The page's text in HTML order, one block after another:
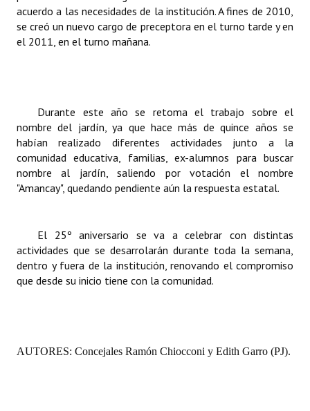
Reconocimientos - Registro
Bariloche, Municipio intercultural
acuerdo a las necesidades de la institución. A fines de 2010,
se creó un nuevo cargo de preceptora en el turno tarde y en
el 2011, en el turno mañana.
Durante este año se retoma el trabajo sobre el
nombre del jardín, ya que hace más de quince años se
habían realizado diferentes actividades junto a la
comunidad educativa, familias, ex-alumnos para buscar
nombre al jardín, saliendo por votación el nombre
"Amancay", quedando pendiente aún la respuesta estatal.
El 25º aniversario se va a celebrar con distintas
actividades que se desarrolarán durante toda la semana,
dentro y fuera de la institución, renovando el compromiso
que desde su inicio tiene con la comunidad.
AUTORES: Concejales Ramón Chiocconi y Edith Garro (PJ).